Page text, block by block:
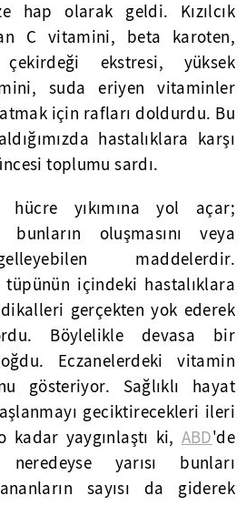
hap olarak geldi. Kızılcık
C vitamini, beta karoten,
ekstresi, yüksek
suda eriyen vitaminler
için rafları doldurdu. Bu
hastalıklara karşı
toplumu sardı.
hücre yıkımına yol açar;
oluşmasını veya
maddelerdir.
içindeki hastalıklara
gerçekten yok ederek
Böylelikle devasa bir
Eczanelerdeki vitamin
gösteriyor. Sağlıklı hayat
geciktirecekleri ileri
yaygınlaştı ki, ABD'de
yarısı bunları
sayısı da giderek